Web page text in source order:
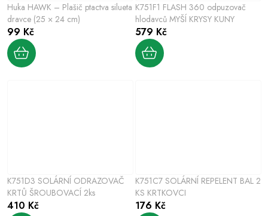
Huka HAWK – Plašič ptactva silueta
dravce (25 × 24 cm)
99 Kč
K751F1 FLASH 360 odpuzovač
hlodavců MYŠÍ KRYSY KUNY
579 Kč
K751D3 SOLÁRNÍ ODRAZOVAČ
KRTŮ ŠROUBOVACÍ 2ks
410 Kč
K751C7 SOLÁRNÍ REPELENT BAL 2
KS KRTKOVCI
176 Kč